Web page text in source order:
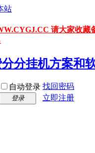
站
请大家收
自动登录 找回密码
登录 立即注册